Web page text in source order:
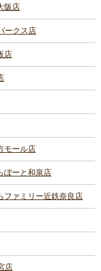
阪店
ークス店
店
モール店
ぽーと和泉店
ファミリー近鉄奈良店
店